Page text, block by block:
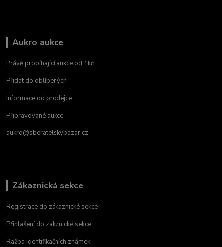
Aukro aukce
Právě probíhající aukce od 1kč
Přidat do oblíbených
Informace od prodejce
Připravované aukce
aukro@sberatelskybazar.cz
Zákaznická sekce
Registrace do zákaznické sekce
Přihlašení do zakznické sekce
Ražba identifikačních známek